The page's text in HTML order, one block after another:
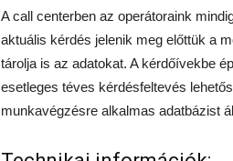
A call centerben az operátoraink
aktuális kérdés jelenik meg előttük a
tárolja is az adatokat. A kérdőívekbe
esetleges téves kérdésfeltevés
munkavégzésre alkalmas adatbázist